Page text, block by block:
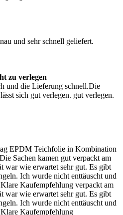
und sehr schnell geliefert.
zu verlegen
und die Lieferung schnell.Die
sich gut verlegen. gut verlegen.
EPDM Teichfolie in Kombination
Sachen kamen gut verpackt am
war wie erwartet sehr gut. Es gibt
Ich wurde nicht enttäuscht und
Kaufempfehlung verpackt am
war wie erwartet sehr gut. Es gibt
Ich wurde nicht enttäuscht und
Kaufempfehlung